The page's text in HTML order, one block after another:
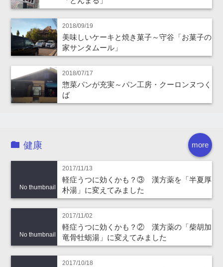
2018/09/19
美味しいケーキと焼き菓子～守谷「お菓子の
家サンタムール」
2018/07/17
惣菜パンが充実～パン工房・クーロンヌつく
ば
more
健康
No thumbnail
2017/11/13
軽症うつに効くかも？③ 漢方薬を「半夏厚
朴湯」に変えてみました
No thumbnail
2017/11/02
軽症うつに効くかも？② 漢方薬の「柴胡加
竜骨牡蛎湯」に変えてみました
2017/10/18